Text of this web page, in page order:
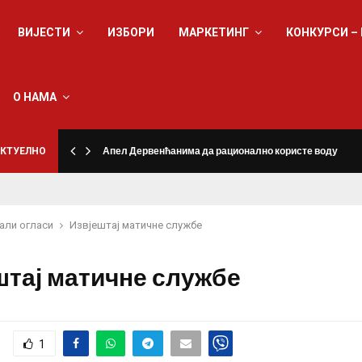
ВИЈЕСТИ ИЗБОРИ МАРКЕТИНГ КОНКУРСИ
О НАМА
Апел Дервенћанима да рационално користе воду
огласи Извјештај матичне службе
матичне службе
1